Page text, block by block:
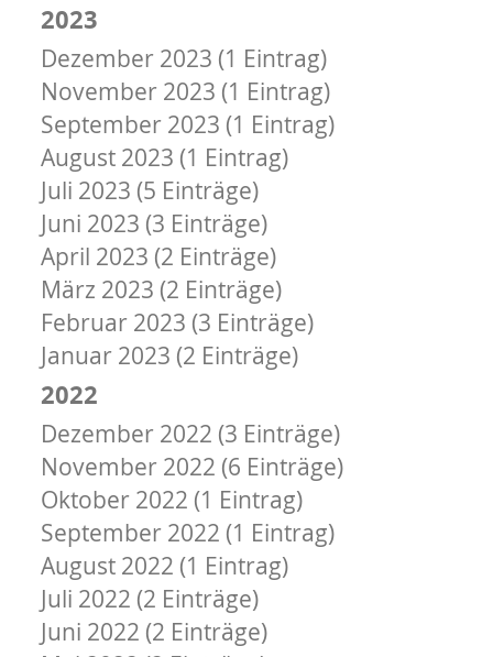
2023
Dezember 2023 (1 Eintrag)
November 2023 (1 Eintrag)
September 2023 (1 Eintrag)
August 2023 (1 Eintrag)
Juli 2023 (5 Einträge)
Juni 2023 (3 Einträge)
April 2023 (2 Einträge)
März 2023 (2 Einträge)
Februar 2023 (3 Einträge)
Januar 2023 (2 Einträge)
2022
Dezember 2022 (3 Einträge)
November 2022 (6 Einträge)
Oktober 2022 (1 Eintrag)
September 2022 (1 Eintrag)
August 2022 (1 Eintrag)
Juli 2022 (2 Einträge)
Juni 2022 (2 Einträge)